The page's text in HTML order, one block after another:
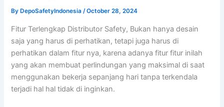
By DepoSafetyIndonesia/October 28, 2024
Fitur Terlengkap Distributor Safety, Bukan hanya desain
saja yang harus di perhatikan, tetapi juga harus di
perhatikan dalam fitur nya, karena adanya fitur fitur inilah
yang akan membuat perlindungan yang maksimal di saat
menggunakan bekerja sepanjang hari tanpa terkendala
terjadi hal hal tidak di inginkan.